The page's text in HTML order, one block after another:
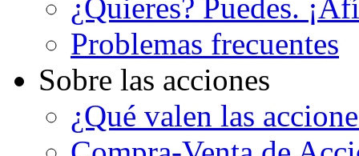
¿Quieres? Puedes.
Problemas frecuentes
Sobre las acciones
¿Qué valen las